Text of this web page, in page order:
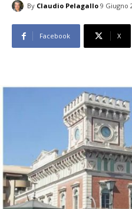
By Claudio Pelagallo 9 Giugno
Facebook X